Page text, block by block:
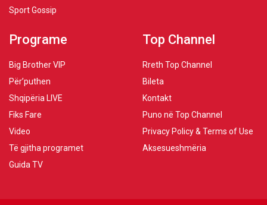
Sport Gossip
Programe
Big Brother VIP
Për’puthen
Shqipëria LIVE
Fiks Fare
Video
Të gjitha programet
Guida TV
Top Channel
Rreth Top Channel
Bileta
Kontakt
Puno në Top Channel
Privacy Policy & Terms of Use
Aksesueshmëria